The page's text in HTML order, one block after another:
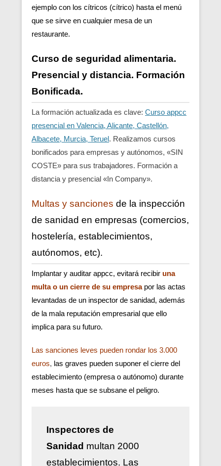
ejemplo con los cítricos (cítrico) hasta el menú
que se sirve en cualquier mesa de un
restaurante.
Curso de seguridad alimentaria.
Presencial y distancia. Formación
Bonificada.
La formación actualizada es clave: Curso appcc
presencial en Valencia, Alicante, Castellón,
Albacete, Murcia, Teruel. Realizamos cursos
bonificados para empresas y autónomos, «SIN
COSTE» para sus trabajadores. Formación a
distancia y presencial «In Company».
Multas y sanciones de la inspección
de sanidad en empresas (comercios,
hostelería, establecimientos,
autónomos, etc).
Implantar y auditar appcc, evitará recibir una
multa o un cierre de su empresa por las actas
levantadas de un inspector de sanidad, además
de la mala reputación empresarial que ello
implica para su futuro.
Las sanciones leves pueden rondar los 3.000
euros, las graves pueden suponer el cierre del
establecimiento (empresa o autónomo) durante
meses hasta que se subsane el peligro.
Inspectores de
Sanidad multan 2000
establecimientos. Las